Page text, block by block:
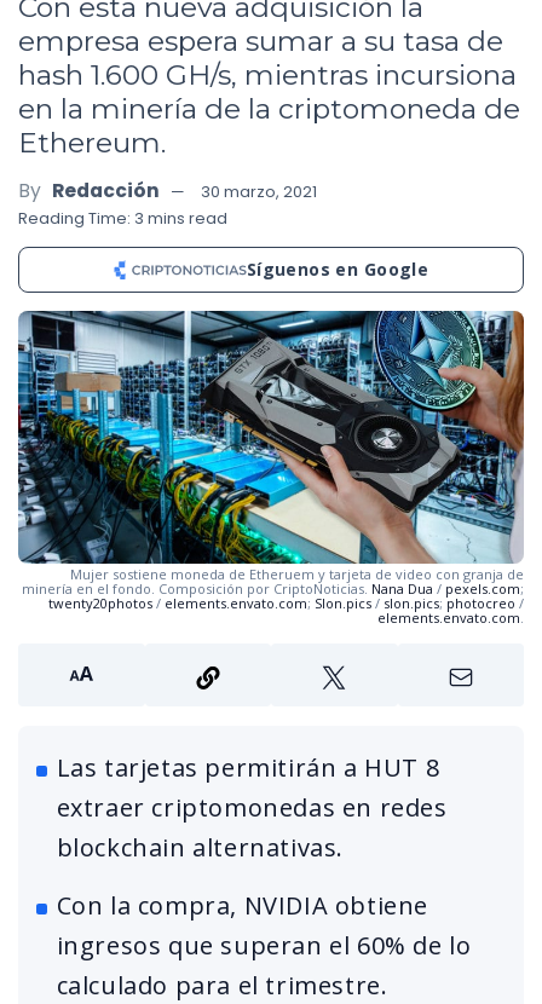
Con esta nueva adquisición la
empresa espera sumar a su tasa de
hash 1.600 GH/s, mientras incursiona
en la minería de la criptomoneda de
Ethereum.
By Redacción
30 marzo, 2021
Reading Time: 3 mins read
Síguenos en Google
Mujer sostiene moneda de Etheruem y tarjeta de video con granja de
minería en el fondo. Composición por CriptoNoticias. Nana Dua / pexels.com;
twenty20photos / elements.envato.com; Slon.pics / slon.pics; photocreo /
elements.envato.com
Las tarjetas permitirán a HUT 8
extraer criptomonedas en redes
blockchain alternativas.
Con la compra, NVIDIA obtiene
ingresos que superan el 60% de lo
calculado para el trimestre.